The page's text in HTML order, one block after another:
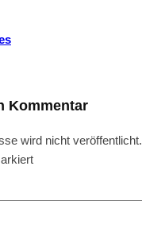
Kommentar
wird nicht veröffentlicht.